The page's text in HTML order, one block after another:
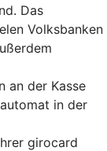
Das
Volksbanken
an der Kasse
in der
girocard